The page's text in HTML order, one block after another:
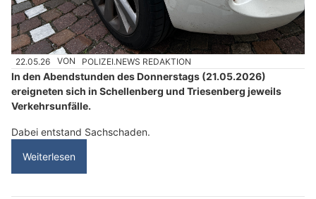
22.05.26 VON POLIZEI.NEWS REDAKTION
In den Abendstunden des Donnerstags (21.05.2026)
ereigneten sich in Schellenberg und Triesenberg jeweils
Verkehrsunfälle.
Dabei entstand Sachschaden.
Weiterlesen